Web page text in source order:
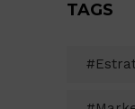
TAGS